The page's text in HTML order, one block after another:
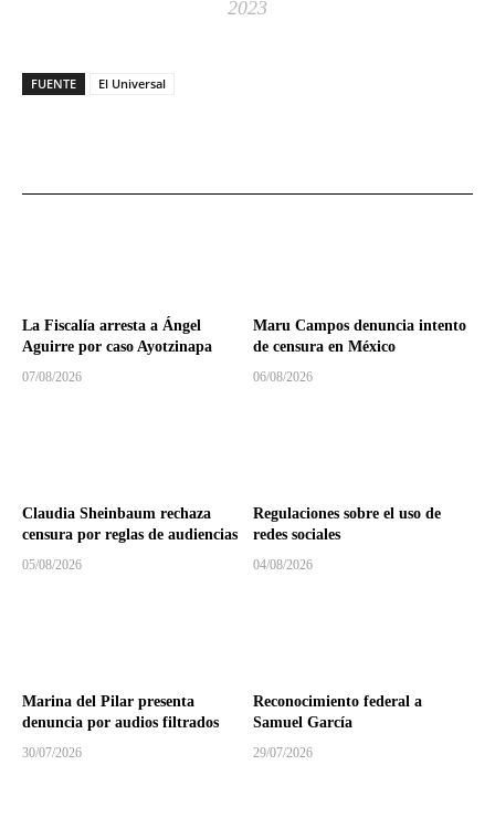
2023
FUENTE El Universal
La Fiscalía arresta a Ángel
Aguirre por caso Ayotzinapa
07/08/2026
Maru Campos denuncia intento
de censura en México
06/08/2026
Claudia Sheinbaum rechaza
censura por reglas de audiencias
05/08/2026
Regulaciones sobre el uso de
redes sociales
04/08/2026
Marina del Pilar presenta
denuncia por audios filtrados
30/07/2026
Reconocimiento federal a
Samuel García
29/07/2026